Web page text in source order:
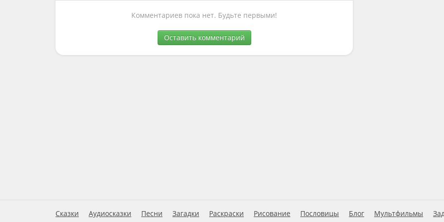
Комментариев пока нет. Будьте первыми!
Оставить комментарий
Сказки Аудиосказки Песни Загадки Раскраски Рисование Пословицы Блог Мультфильмы